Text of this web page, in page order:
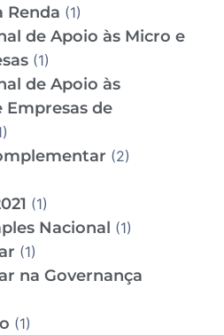
Renda (1)
de Apoio às Micro e
(1)
de Apoio às
Empresas de
(2)
(1)
Nacional (1)
(1)
na Governança
(1)